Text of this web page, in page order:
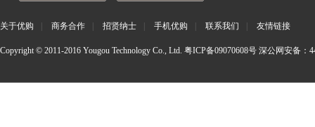
关于优购 商务合作 招贤纳士 手机优购 联系我们 友情链接
Copyright © 2011-2016 Yougou Technology Co., Ltd. 粤ICP备09070608号 深公网安备：